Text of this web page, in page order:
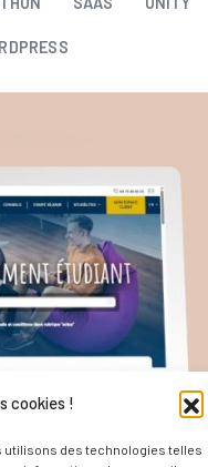
cookies !
des technologies telles